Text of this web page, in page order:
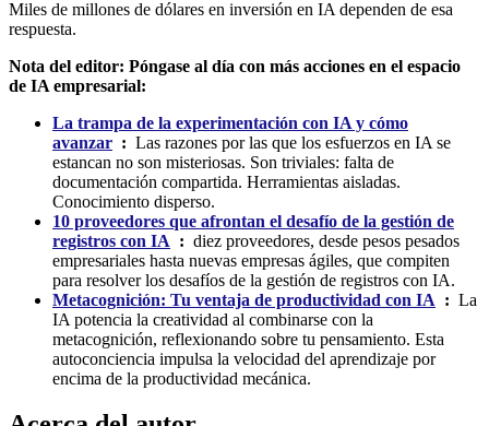
Miles de millones de dólares en inversión en IA dependen de esa
respuesta.
Nota del editor: Póngase al día con más acciones en el espacio
de IA empresarial:
La trampa de la experimentación con IA y cómo
avanzar : Las razones por las que los esfuerzos en IA se
estancan no son misteriosas. Son triviales: falta de
documentación compartida. Herramientas aisladas.
Conocimiento disperso.
10 proveedores que afrontan el desafío de la gestión de
registros con IA : diez proveedores, desde pesos pesados ​​
empresariales hasta nuevas empresas ágiles, que compiten
para resolver los desafíos de la gestión de registros con IA.
Metacognición: Tu ventaja de productividad con IA : La
IA potencia la creatividad al combinarse con la
metacognición, reflexionando sobre tu pensamiento. Esta
autoconciencia impulsa la velocidad del aprendizaje por
encima de la productividad mecánica.